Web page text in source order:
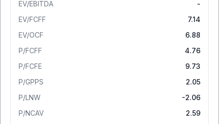
EV/EBITDA
-
EV/FCFF
7.14
EV/OCF
6.88
P/FCFF
4.76
P/FCFE
9.73
P/GPPS
2.05
P/LNW
-2.06
P/NCAV
2.59